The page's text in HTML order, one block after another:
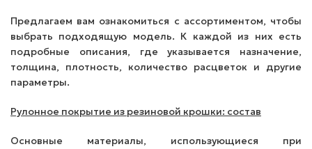
Предлагаем вам ознакомиться с ассортиментом, чтобы
выбрать подходящую модель. К каждой из них есть
подробные описания, где указывается назначение,
толщина, плотность, количество расцветок и другие
параметры.
Рулонное покрытие из резиновой крошки: состав
Основные материалы, использующиеся при